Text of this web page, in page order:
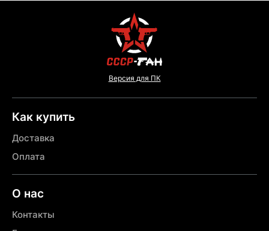
Версия для ПК
Как купить
Доставка
Оплата
О нас
Контакты